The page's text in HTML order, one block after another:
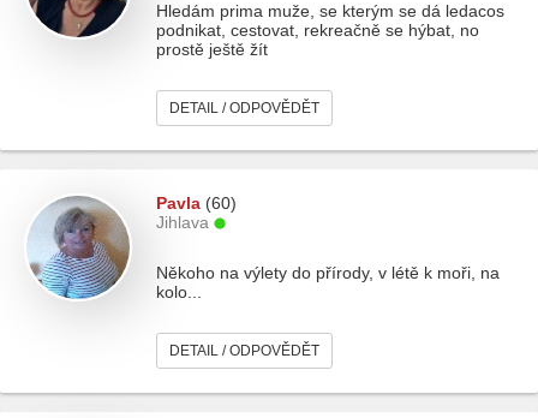
Hledám prima muže, se kterým se dá ledacos
podnikat, cestovat, rekreačně se hýbat, no
prostě ještě žít
DETAIL / ODPOVĚDĚT
Pavla (60)
Jihlava
Někoho na výlety do přírody, v létě k moři, na
kolo...
DETAIL / ODPOVĚDĚT